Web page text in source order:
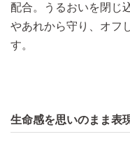
法線応力
配合。うるおいを閉じ
やあれから守り、オフ
す。​
生命感を思いのまま表